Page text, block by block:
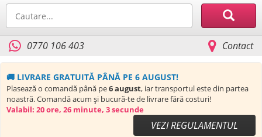
0770 106 403 Contact
🚚 LIVRARE GRATUITĂ PÂNĂ PE 6 AUGUST!
Plasează o comandă până pe6 august, iar transportul este din partea
noastră. Comandă acum și bucură-te de livrare fără costuri!
Valabil: 20 ore, 26 minute, 3 secunde
VEZI REGULAMENTUL